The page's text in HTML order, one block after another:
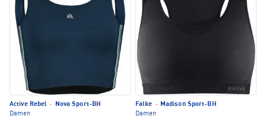
Active Rebel ·
Nova Sport-BH
Damen
Falke ·
Madison Sport-BH
Damen